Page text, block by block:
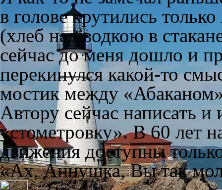
в голове крутились
(хлеб над водкою в
сейчас до меня дошло и
перекинулся какой-то
мостик между
Автору сейчас написать и
«стометровку». В 60 лет
движения доступны
«Ах, Аннушка, Вы так